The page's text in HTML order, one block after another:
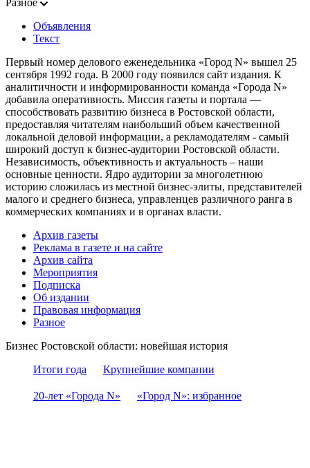
Объявления
Текст
Первый номер делового еженедельника «Город N» вышел 25
сентября 1992 года. В 2000 году появился сайт издания. К
аналитичности и информированности команда «Города N»
добавила оперативность. Миссия газеты и портала —
способствовать развитию бизнеса в Ростовской области,
предоставляя читателям наибольший объем качественной
локальной деловой информации, а рекламодателям - самый
широкий доступ к бизнес-аудитории Ростовской области.
Независимость, объективность и актуальность – наши
основные ценности. Ядро аудитории за многолетнюю
историю сложилась из местной бизнес-элиты, представителей
малого и среднего бизнеса, управленцев различного ранга в
коммерческих компаниях и в органах власти.
Архив газеты
Реклама в газете и на сайте
Архив сайта
Мероприятия
Подписка
Об издании
Правовая информация
Разное
Бизнес Ростовской области: новейшая история
Итоги года
Крупнейшие компании
20-лет «Города N» «Город N»: избранное